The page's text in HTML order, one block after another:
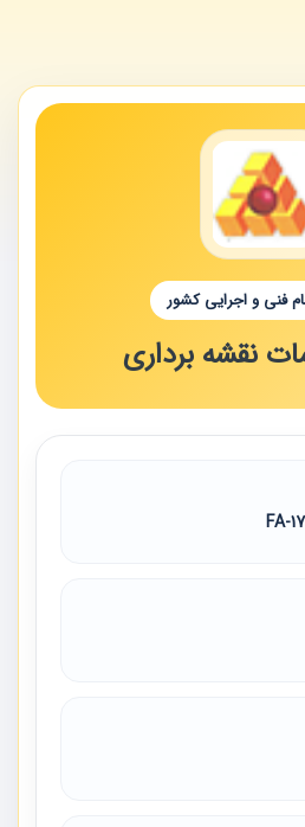
فنی و اجرایی کشور
نقشه برداری